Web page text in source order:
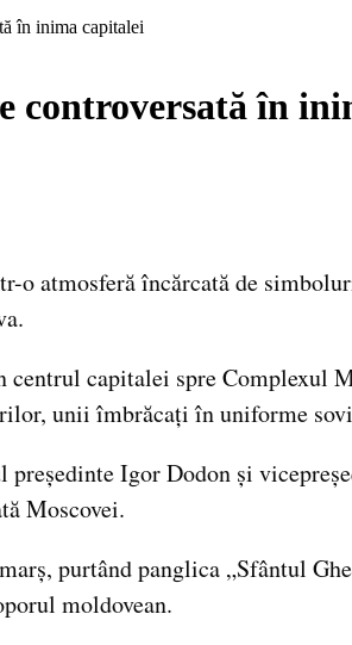
în inima capitalei
controversată în
atmosferă încărcată de
capitalei spre Complexul
unii îmbrăcați în uniforme
Igor Dodon și
Moscovei.
purtând panglica „Sfântul
moldovean.